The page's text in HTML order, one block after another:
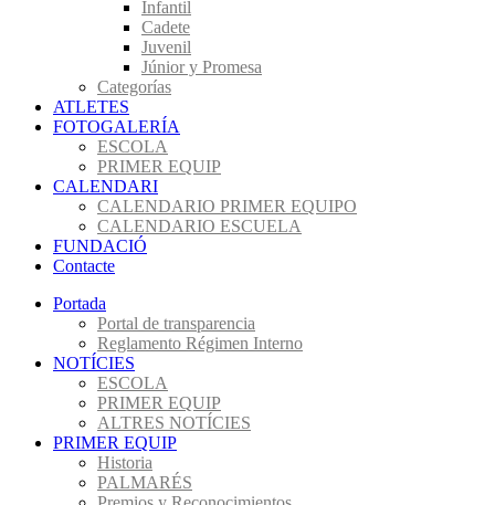
Infantil
Cadete
Juvenil
Júnior y Promesa
Categorías
ATLETES
FOTOGALERÍA
ESCOLA
PRIMER EQUIP
CALENDARI
CALENDARIO PRIMER EQUIPO
CALENDARIO ESCUELA
FUNDACIÓ
Contacte
Portada
Portal de transparencia
Reglamento Régimen Interno
NOTÍCIES
ESCOLA
PRIMER EQUIP
ALTRES NOTÍCIES
PRIMER EQUIP
Historia
PALMARÉS